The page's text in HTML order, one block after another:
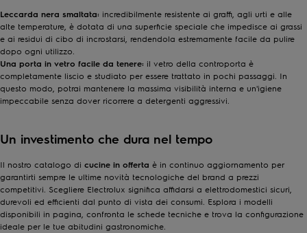
Leccarda nera smaltata: incredibilmente resistente ai graffi, agli urti e alle
alte temperature, è dotata di una superficie speciale che impedisce ai grassi
e ai residui di cibo di incrostarsi, rendendola estremamente facile da pulire
dopo ogni utilizzo.
Una porta in vetro facile da tenere: il vetro della controporta è
completamente liscio e studiato per essere trattato in pochi passaggi. In
questo modo, potrai mantenere la massima visibilità interna e un'igiene
impeccabile senza dover ricorrere a detergenti aggressivi.
Un investimento che dura nel tempo
Il nostro catalogo di cucine in offerta è in continuo aggiornamento per
garantirti sempre le ultime novità tecnologiche del brand a prezzi
competitivi. Scegliere Electrolux significa affidarsi a elettrodomestici sicuri,
durevoli ed efficienti dal punto di vista dei consumi. Esplora i modelli
disponibili in pagina, confronta le schede tecniche e trova la configurazione
ideale per le tue abitudini gastronomiche.